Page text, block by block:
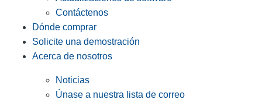
Contáctenos
Dónde comprar
Solicite una demostración
Acerca de nosotros
Noticias
Únase a nuestra lista de correo